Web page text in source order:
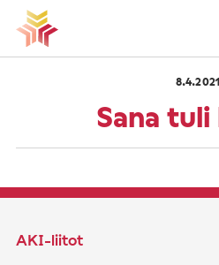
Vieritä
sisältöön
Etusivu
8.4.2021
Sana tuli
AKI-liitot